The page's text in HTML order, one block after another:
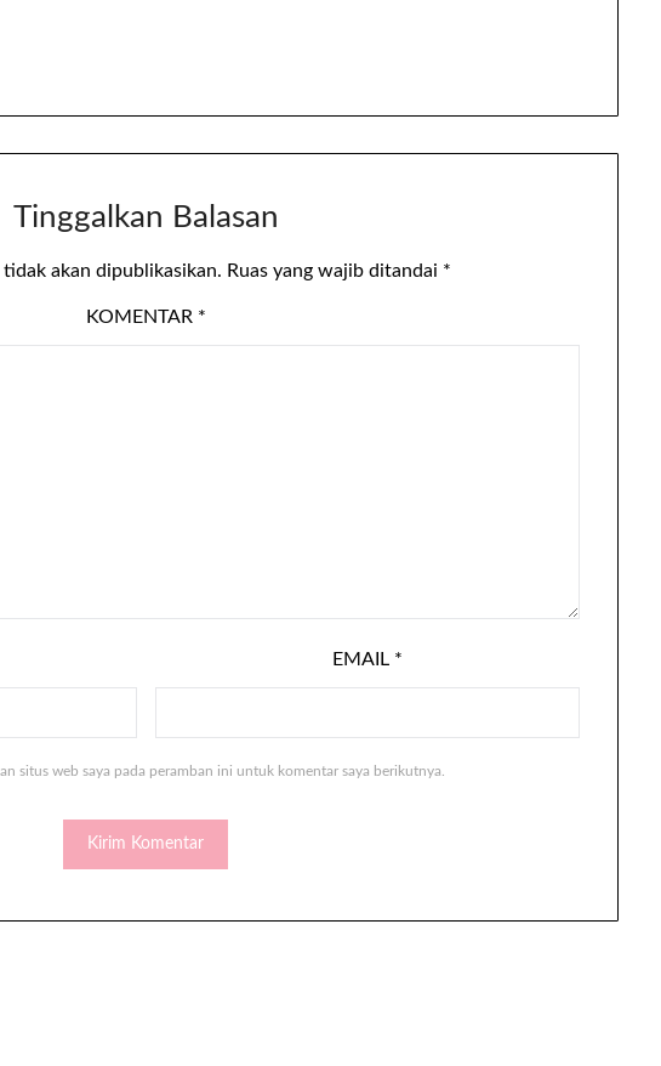
Tinggalkan Balasan
akan dipublikasikan. Ruas yang wajib ditandai *
KOMENTAR *
EMAIL *
situs web saya pada peramban ini untuk komentar saya berikutnya.